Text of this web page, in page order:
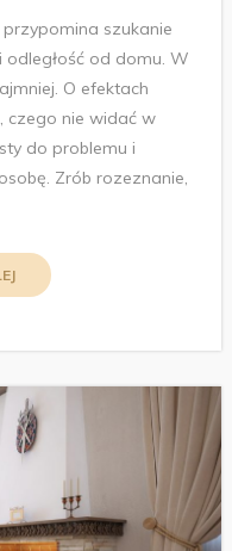
szukanie
odległość od domu. W
O efektach
czego nie widać w
do problemu i
Zrób rozeznanie,